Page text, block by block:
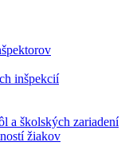
inšpekcií
a školských zariadení
žiakov